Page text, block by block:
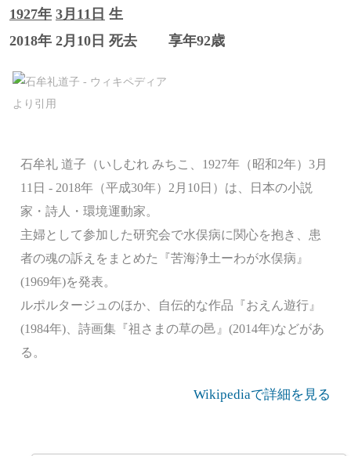
1927年 3月11日 生
2018年 2月10日 死去
享年92歳
石牟礼 道子（いしむれ みちこ、1927年（昭和2年）3月
11日 - 2018年（平成30年）2月10日）は、日本の小説
家・詩人・環境運動家。
主婦として参加した研究会で水俣病に関心を抱き、患
者の魂の訴えをまとめた『苦海浄土ーわが水俣病』
(1969年)を発表。
ルポルタージュのほか、自伝的な作品『おえん遊行』
(1984年)、詩画集『祖さまの草の邑』(2014年)などがあ
る。
Wikipediaで詳細を見る